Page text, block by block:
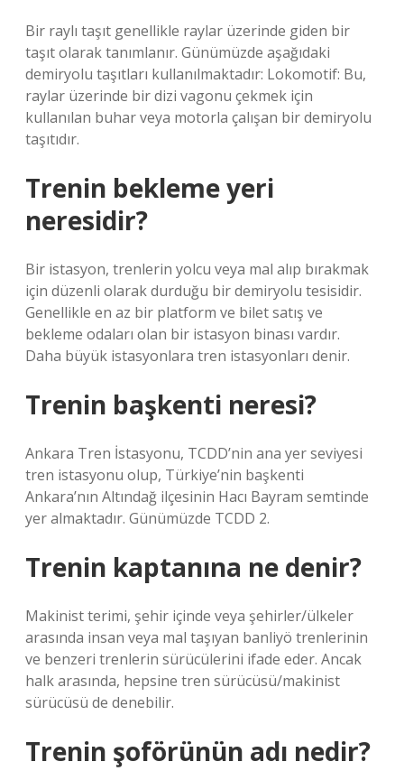
Bir raylı taşıt genellikle raylar üzerinde giden bir
taşıt olarak tanımlanır. Günümüzde aşağıdaki
demiryolu taşıtları kullanılmaktadır: Lokomotif: Bu,
raylar üzerinde bir dizi vagonu çekmek için
kullanılan buhar veya motorla çalışan bir demiryolu
taşıtıdır.
Trenin bekleme yeri
neresidir?
Bir istasyon, trenlerin yolcu veya mal alıp bırakmak
için düzenli olarak durduğu bir demiryolu tesisidir.
Genellikle en az bir platform ve bilet satış ve
bekleme odaları olan bir istasyon binası vardır.
Daha büyük istasyonlara tren istasyonları denir.
Trenin başkenti neresi?
Ankara Tren İstasyonu, TCDD’nin ana yer seviyesi
tren istasyonu olup, Türkiye’nin başkenti
Ankara’nın Altındağ ilçesinin Hacı Bayram semtinde
yer almaktadır. Günümüzde TCDD 2.
Trenin kaptanına ne denir?
Makinist terimi, şehir içinde veya şehirler/ülkeler
arasında insan veya mal taşıyan banliyö trenlerinin
ve benzeri trenlerin sürücülerini ifade eder. Ancak
halk arasında, hepsine tren sürücüsü/makinist
sürücüsü de denebilir.
Trenin şoförünün adı nedir?